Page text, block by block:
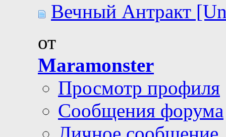
Вечный Антракт
от
Maramonster
Просмотр профиля
Сообщения форума